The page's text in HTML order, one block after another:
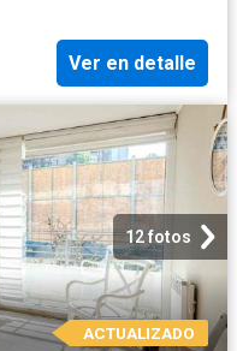
Ver en detalle
12 fotos
ACTUALIZADO